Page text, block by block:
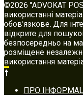
©2026 "ADVOKAT
використанні
обов'язкове. Для
відкрите для
безпосередньо на
розміщене
використання
Footer
navigation
ПРО